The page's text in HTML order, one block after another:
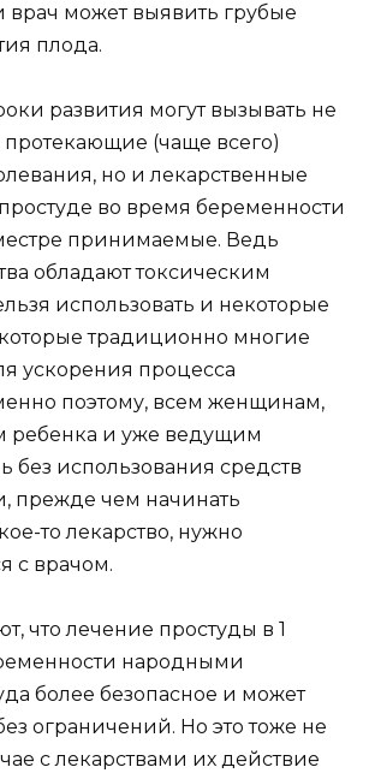
врач может выявить грубые
плода.
развития могут вызывать не
протекающие (чаще всего)
но и лекарственные
во время беременности
принимаемые. Ведь
обладают токсическим
использовать и некоторые
традиционно многие
ускорения процесса
поэтому, всем женщинам,
и уже ведущим
без использования средств
прежде чем начинать
то лекарство, нужно
с врачом.
что лечение простуды в 1
народными
более безопасное и может
ограничений. Но это тоже не
с лекарствами их действие